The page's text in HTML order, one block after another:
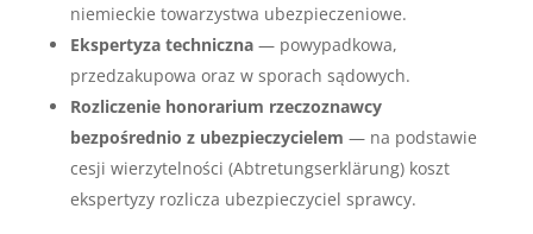
niemieckie towarzystwa ubezpieczeniowe.
Ekspertyza techniczna— powypadkowa,
przedzakupowa oraz w sporach sądowych.
Rozliczenie honorarium rzeczoznawcy
bezpośrednio z ubezpieczycielem — na podstawie
cesji wierzytelności (Abtretungserklärung) koszt
ekspertyzy rozlicza ubezpieczyciel sprawcy.